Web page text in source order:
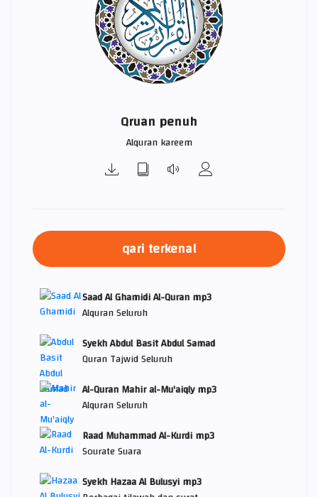
Qruan penuh
Alquran kareem
qari terkenal
Saad Al Ghamidi Al-Quran mp3
Alquran Seluruh
Syekh Abdul Basit Abdul Samad
Quran Tajwid Seluruh
Al-Quran Mahir al-Mu'aiqly mp3
Alquran Seluruh
Raad Muhammad Al-Kurdi mp3
Sourate Suara
Syekh Hazaa Al Bulusyi mp3